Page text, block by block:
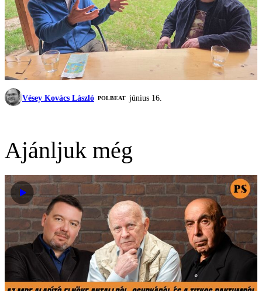
Vésey Kovács László ‎POLBEAT június 16.
Ajánljuk még